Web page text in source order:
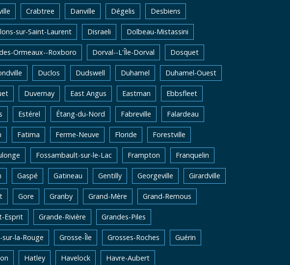
Crabtree Danville Dégelis Desbiens
sur-Saint-Laurent Disraeli Dolbeau-Mistassini
Ormeaux--Roxboro Dorval--L'Île-Dorval Dosquet
Duclos Dudswell Duhamel Duhamel-Ouest
Duvernay East Angus Eastman Ebbsfleet
Estérel Étang-du-Nord Fabreville Falardeau
Fatima Ferme-Neuve Floride Forestville
Fossambault-sur-le-Lac Frampton Franquelin
Gaspé Gatineau Gentilly Georgeville Girardville
Gore Granby Grand-Mère Grand-Remous
Esprit Grande-Rivière Grandes-Piles
sur-la-Rouge Grosse-Île Grosses-Roches Guérin
Hatley Havelock Havre-Aubert